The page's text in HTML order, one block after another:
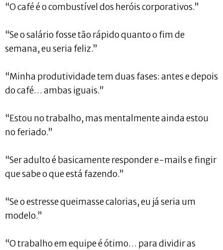
“O café é o combustível dos heróis corporativos.”
“Se o salário fosse tão rápido quanto o fim de
semana, eu seria feliz.”
“Minha produtividade tem duas fases: antes e depois
do café… ambas iguais.”
“Estou no trabalho, mas mentalmente ainda estou
no feriado.”
“Ser adulto é basicamente responder e-mails e fingir
que sabe o que está fazendo.”
“Se o estresse queimasse calorias, eu já seria um
modelo.”
“O trabalho em equipe é ótimo… para dividir as